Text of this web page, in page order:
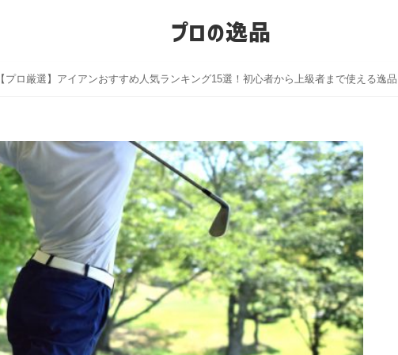
プロの逸品
【プロ厳選】アイアンおすすめ人気ランキング15選！初心者から上級者まで使える逸